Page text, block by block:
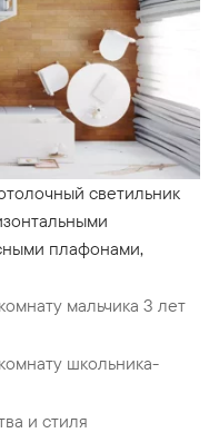
светильник
плафонами,
мальчика 3 лет
школьника-
и стиля